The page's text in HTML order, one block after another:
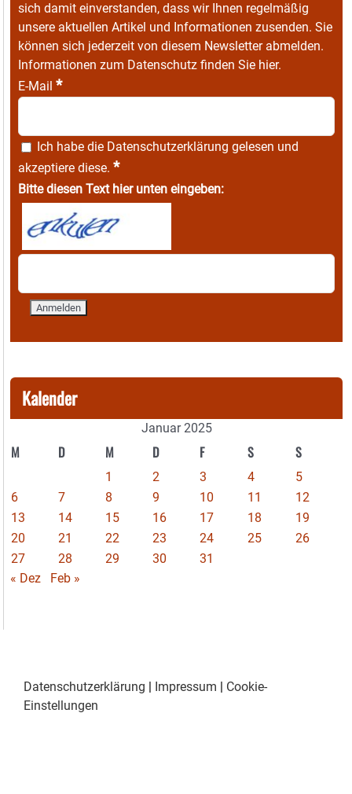
sich damit einverstanden, dass wir Ihnen regelmäßig
unsere aktuellen Artikel und Informationen zusenden. Sie
können sich jederzeit von diesem Newsletter abmelden.
Informationen zum Datenschutz finden Sie hier.
E-Mail *
Ich habe die Datenschutzerklärung gelesen und
akzeptiere diese. *
Bitte diesen Text hier unten eingeben:
Kalender
Januar 2025
M D M D F S S
1 2 3 4
5
6
7 8 9 10 11
12
13
14 15 16 17 18
19
20
21 22 23 24 25
26
27
28 29 30
31
« Dez
Feb »
Datenschutzerklärung Impressum
Cookie-
Einstellungen